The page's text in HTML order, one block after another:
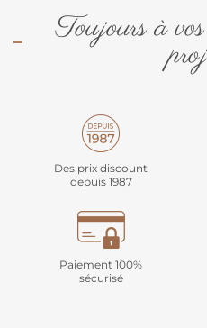
Toujours à
Des prix discount
depuis 1987
Paiement 100%
sécurisé